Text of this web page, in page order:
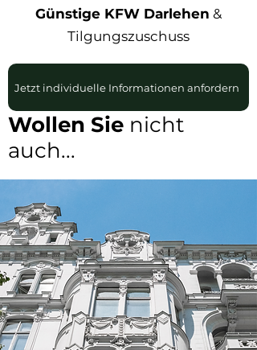
Günstige KFW Darlehen &
Tilgungszuschuss
Jetzt individuelle Informationen anfordern
Wollen Sie nicht
auch...